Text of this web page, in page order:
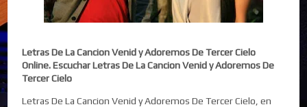
Letras De La Cancion Venid y Adoremos De Tercer Cielo
Online. Escuchar Letras De La Cancion Venid y Adoremos De
Tercer Cielo
Letras De La Cancion Venid y Adoremos De Tercer Cielo, en